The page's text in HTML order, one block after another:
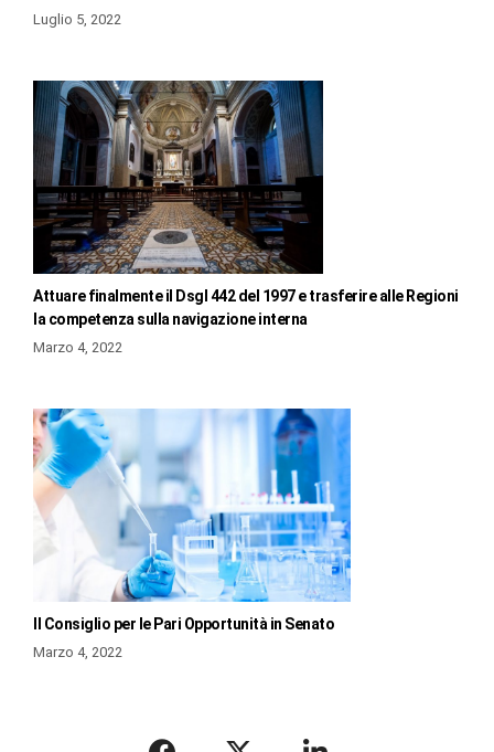
Luglio 5, 2022
Attuare finalmente il Dsgl 442 del 1997 e trasferire alle Regioni
la competenza sulla navigazione interna
Marzo 4, 2022
Il Consiglio per le Pari Opportunità in Senato
Marzo 4, 2022